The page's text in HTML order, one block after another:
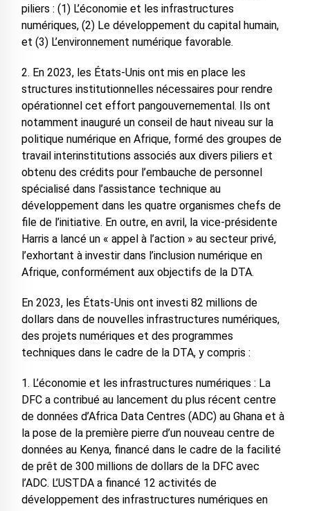
piliers : (1) L’économie et les infrastructures
numériques, (2) Le développement du capital humain,
et (3) L’environnement numérique favorable.
2. En 2023, les États-Unis ont mis en place les
structures institutionnelles nécessaires pour rendre
opérationnel cet effort pangouvernemental. Ils ont
notamment inauguré un conseil de haut niveau sur la
politique numérique en Afrique, formé des groupes de
travail interinstitutions associés aux divers piliers et
obtenu des crédits pour l’embauche de personnel
spécialisé dans l’assistance technique au
développement dans les quatre organismes chefs de
file de l’initiative. En outre, en avril, la vice-présidente
Harris a lancé un « appel à l’action » au secteur privé,
l’exhortant à investir dans l’inclusion numérique en
Afrique, conformément aux objectifs de la DTA.
En 2023, les États-Unis ont investi 82 millions de
dollars dans de nouvelles infrastructures numériques,
des projets numériques et des programmes
techniques dans le cadre de la DTA, y compris :
1. L’économie et les infrastructures numériques : La
DFC a contribué au lancement du plus récent centre
de données d’Africa Data Centres (ADC) au Ghana et à
la pose de la première pierre d’un nouveau centre de
données au Kenya, financé dans le cadre de la facilité
de prêt de 300 millions de dollars de la DFC avec
l’ADC. L’USTDA a financé 12 activités de
développement des infrastructures numériques en